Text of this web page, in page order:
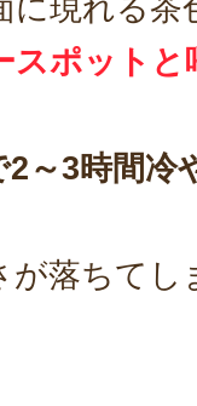
に現れる茶
スポット
～3時間冷
落ちてし